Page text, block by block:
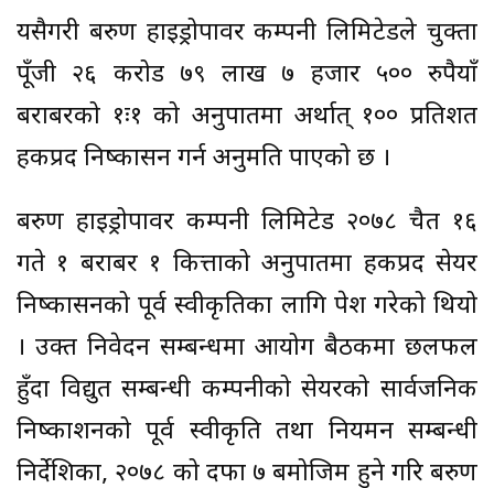
यसैगरी बरुण हाइड्रोपावर कम्पनी लिमिटेडले चुक्ता
पूँजी २६ करोड ७९ लाख ७ हजार ५०० रुपैयाँ
बराबरको १ः१ को अनुपातमा अर्थात् १०० प्रतिशत
हकप्रद निष्कासन गर्न अनुमति पाएको छ ।
बरुण हाइड्रोपावर कम्पनी लिमिटेड २०७८ चैत १६
गते १ बराबर १ कित्ताको अनुपातमा हकप्रद सेयर
निष्कासनको पूर्व स्वीकृतिका लागि पेश गरेको थियो
। उक्त निवेदन सम्बन्धमा आयोग बैठकमा छलफल
हुँदा विद्युत सम्बन्धी कम्पनीको सेयरको सार्वजनिक
निष्काशनको पूर्व स्वीकृति तथा नियमन सम्बन्धी
निर्देशिका, २०७८ को दफा ७ बमोजिम हुने गरि बरुण